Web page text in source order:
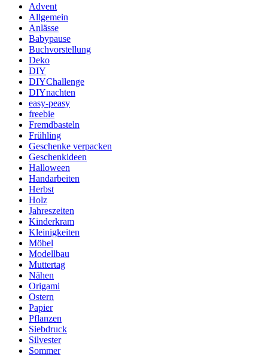
Advent
Allgemein
Anlässe
Babypause
Buchvorstellung
Deko
DIY
DIYChallenge
DIYnachten
easy-peasy
freebie
Fremdbasteln
Frühling
Geschenke verpacken
Geschenkideen
Halloween
Handarbeiten
Herbst
Holz
Jahreszeiten
Kinderkram
Kleinigkeiten
Möbel
Modellbau
Muttertag
Nähen
Origami
Ostern
Papier
Pflanzen
Siebdruck
Silvester
Sommer